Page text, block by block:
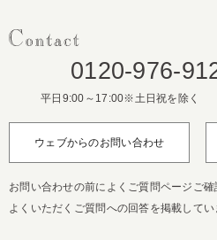
0120-976-
平日9:00～17:00※土日祝を除く
ウェブからのお問い合わせ
お問い合わせの前によくご質問ページご確
よくいただくご質問への回答を掲載してい